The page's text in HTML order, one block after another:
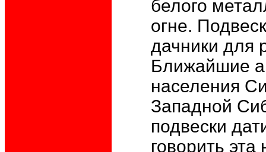
белого
огне.
дачники для
Ближайшие
населения
Западной
подвески
говорить